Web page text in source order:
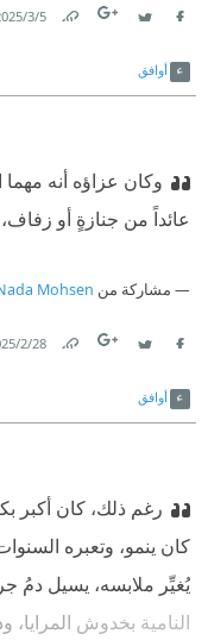
5‏/3‏/2025
أوافق
وكان عزاؤه أنه
عائداً من جنازةٍ أو
مشاركة من Mohsen
28‏/2‏/2025
أوافق
رغم ذلك، كان أكبر
كان ينمو، وتعبره
يُغيِّر ملابسه، يسيل دمُ
النامية بخدوش